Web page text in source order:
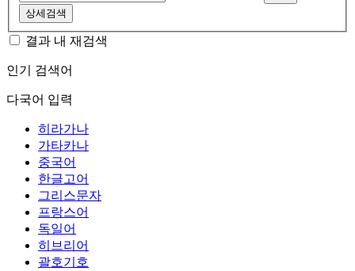
상세검색
결과 내 재검색
인기 검색어
다국어 입력
히라가나
가타카나
중국어
한글고어
그리스문자
프랑스어
독일어
히브리어
괄호기호